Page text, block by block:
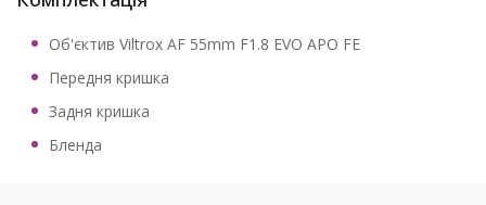
Об'єктив Viltrox AF 55mm F1.8 EVO APO FE
Передня кришка
Задня кришка
Бленда